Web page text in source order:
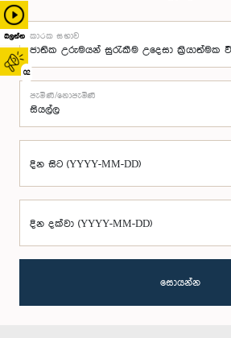
බලන්න
02
කාරක සභාව
පැමිණි/නොපැමිණි
දින සිට (YYYY-MM-DD)
දින දක්වා (YYYY-MM-DD)
සොයන්න